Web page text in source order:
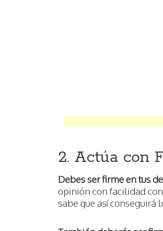
2. Actúa con
Debes ser firme en tus
opinión con facilidad
sabe que así conseguirá